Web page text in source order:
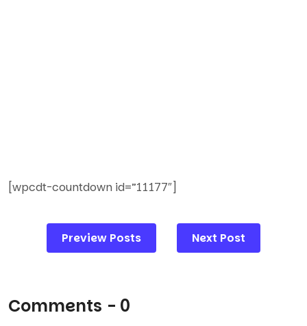
[wpcdt-countdown id=”11177″]
navigation
Preview Posts Next Post
Comments - 0